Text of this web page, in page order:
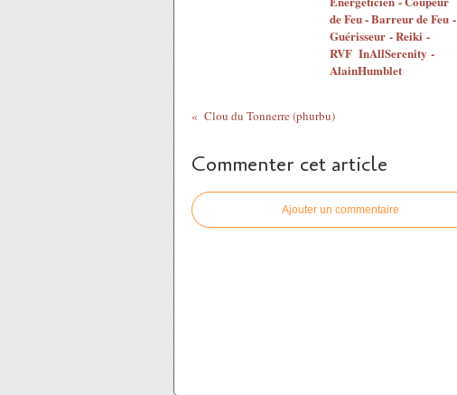
de Feu - Barreur de Feu -
Guérisseur - Reiki -
RVF InAllSerenity -
AlainHumblet
Clou du Tonnerre (phurbu)
Commenter cet article
Ajouter un commentaire